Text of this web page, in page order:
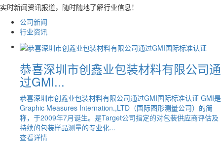
实时新闻资讯报道，随时随地了解行业信息！
公司新闻
行业资讯
恭喜深圳市创鑫业包装材料有限公司通
过GMI...
恭喜深圳市创鑫业包装材料有限公司通过GMI国际标准认证 GMI是
Graphic Measures Internation.,LTD（国际图形测量公司）的简
称，于2009年7月诞生。是Target公司指定的对包装供应商评估及
持续的包装样品测量的专业化...
查看详情